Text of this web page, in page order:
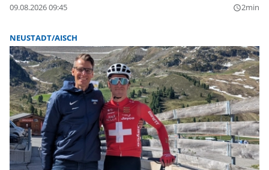
09.08.2026 09:45 query_builder2min
NEUSTADT/AISCH